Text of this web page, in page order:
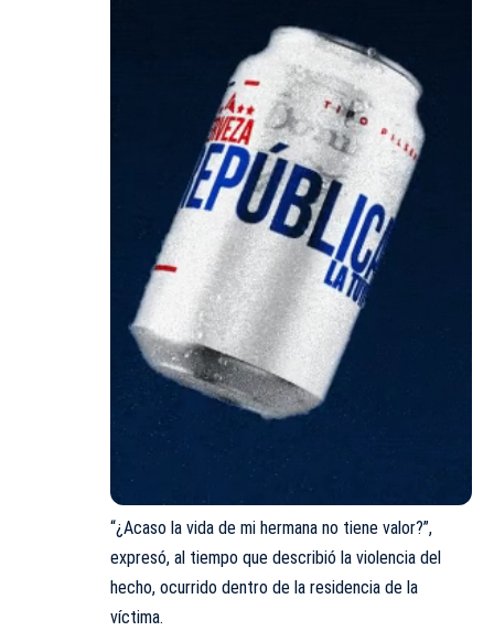
“¿Acaso la vida de mi hermana no tiene valor?”,
expresó, al tiempo que describió la violencia del
hecho, ocurrido dentro de la residencia de la
víctima.